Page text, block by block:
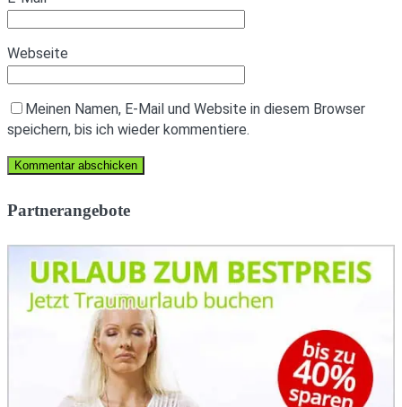
Webseite
Meinen Namen, E-Mail und Website in diesem Browser
speichern, bis ich wieder kommentiere.
Partnerangebote